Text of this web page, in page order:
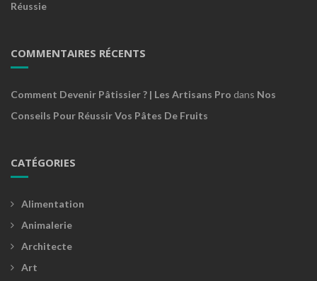
Réussie
COMMENTAIRES RÉCENTS
Comment Devenir Pâtissier ? | Les Artisans Pro dans Nos
Conseils Pour Réussir Vos Pâtes De Fruits
CATÉGORIES
Alimentation
Animalerie
Architecte
Art